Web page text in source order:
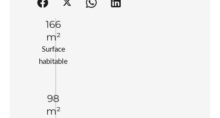
Surface
habitable
166
m²
98
m²